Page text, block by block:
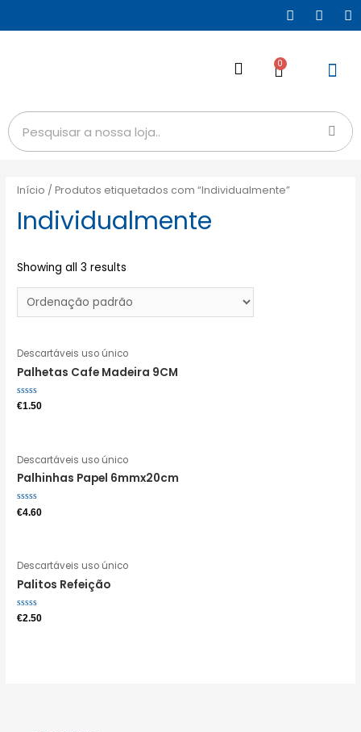
0
Início / Produtos etiquetados com “Individualmente”
Individualmente
Showing all 3 results
Descartáveis uso único
Palhetas Cafe Madeira 9CM
Avaliação
€1.50
Descartáveis uso único
Palhinhas Papel 6mmx20cm
Avaliação
0
€4.60
Descartáveis uso único
Palitos Refeição
Avaliação
€2.50